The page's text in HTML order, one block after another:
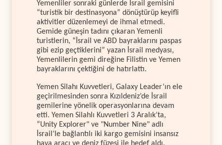
Yemenliler sonraki günlerde İsrail gemisini
“turistik bir destinasyona” dönüştürüp keyifli
aktivitler düzenlemeyi de ihmal etmedi.
Gemide güneşin tadını çıkaran Yemenli
turistlerin, “İsrail ve ABD bayraklarını paspas
gibi ezip geçtiklerini” yazan İsrail medyası,
Yemenlilerin gemi direğine Filistin ve Yemen
bayraklarını çektiğini de hatırlattı.
Yemen Silahı Kuvvetleri, Galaxy Leader’ın ele
geçirilmesinden sonra Kızıldeniz’de İsrail
gemilerine yönelik operasyonlarına devam
etti. Yemen Silahlı Kuvvetleri 3 Aralık’ta,
“Unity Explorer" ve "Number Nine" adlı
İsrail’le bağlantılı iki kargo gemisini insansız